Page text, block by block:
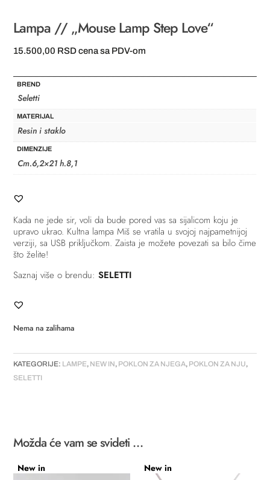
Lampa // „Mouse Lamp Step Love“
15.500,00 RSD cena sa PDV-om
BREND
Seletti
MATERIJAL
Resin i staklo
DIMENZIJE
Cm.6,2×21 h.8,1
Kada ne jede sir, voli da bude pored vas sa sijalicom koju je
upravo ukrao. Kultna lampa Miš se vratila u svojoj najpametnijoj
verziji, sa USB priključkom. Zaista je možete povezati sa bilo čime
što želite!
Saznaj više o brendu:SELETTI
Nema na zalihama
KATEGORIJE: LAMPE, NEW IN, POKLON ZA NJEGA, POKLON ZA NJU,
SELETTI
Možda će vam se svideti …
New in New in